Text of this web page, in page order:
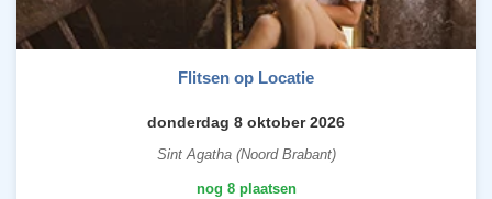
Flitsen op Locatie
donderdag 8 oktober 2026
Sint Agatha (Noord Brabant)
nog 8 plaatsen